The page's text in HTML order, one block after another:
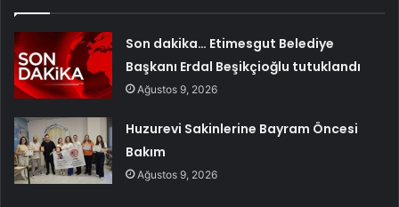
Son dakika… Etimesgut Belediye
Başkanı Erdal Beşikçioğlu tutuklandı
Ağustos 9, 2026
Huzurevi Sakinlerine Bayram Öncesi
Bakım
Ağustos 9, 2026